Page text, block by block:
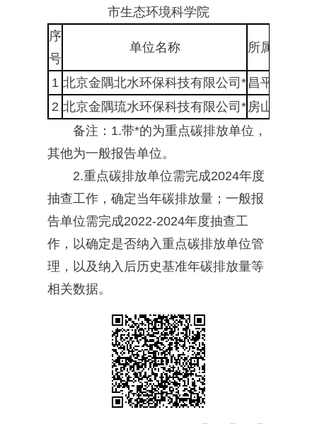
市生态环境科学院
序
号
单位名称 所属区
1 北京金隅北水环保科技有限公司* 昌平区
2 北京金隅琉水环保科技有限公司* 房山区
备注：1.带*的为重点碳排放单位，
其他为一般报告单位。
2.重点碳排放单位需完成2024年度
抽查工作，确定当年碳排放量；一般报
告单位需完成2022-2024年度抽查工
作，以确定是否纳入重点碳排放单位管
理，以及纳入后历史基准年碳排放量等
相关数据。